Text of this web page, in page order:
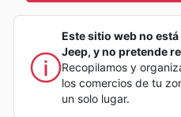
Este sitio web no
Jeep, y no pretende
Recopilamos y
los comercios de tu
un solo lugar.